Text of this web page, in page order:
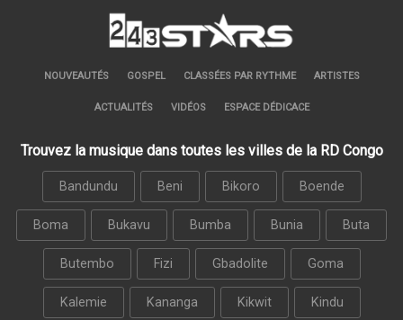
NOUVEAUTÉS GOSPEL CLASSÉES PAR RYTHME ARTISTES
ACTUALITÉS VIDÉOS ESPACE DÉDICACE
Trouvez la musique dans toutes les villes de la RD Congo
Bandundu Beni Bikoro Boende
Boma Bukavu Bumba Bunia Buta
Butembo Fizi Gbadolite Goma
Kalemie Kananga Kikwit Kindu